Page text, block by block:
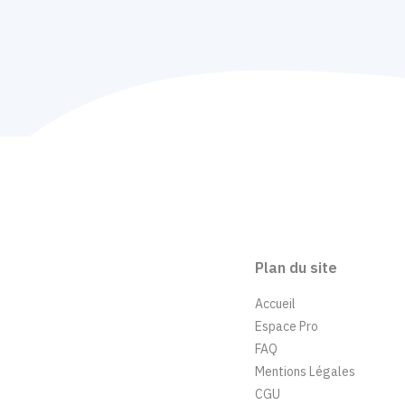
Plan du site
Accueil
Espace Pro
FAQ
Mentions Légales
CGU